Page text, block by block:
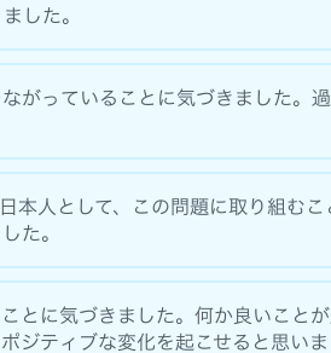
した。
がっていることに気づきました。
本人として、この問題に取り組むこ
た。
とに気づきました。何か良いこと
ジティブな変化を起こせると思いま